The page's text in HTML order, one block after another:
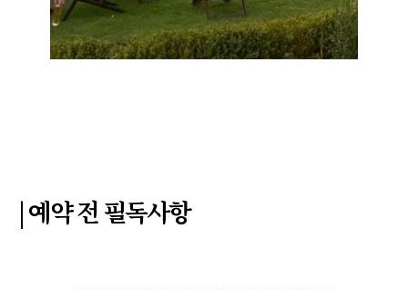
예약 전 필독사항